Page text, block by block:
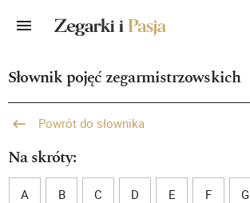
Słownik pojęć zegarmistrzowskich
Powrót do słownika
Na skróty:
A B C D E F G